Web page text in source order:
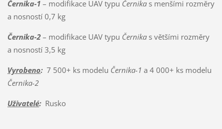
Černika-1– modifikace UAV typu Černikas menšími rozměry
a nosností 0,7 kg
Černika-2– modifikace UAV typu Černikas většími rozměry
a nosností 3,5 kg
Vyrobeno:7 500+ ks modelu Černika-1 a 4 000+ ks modelu
Černika-2
Uživatelé:Rusko